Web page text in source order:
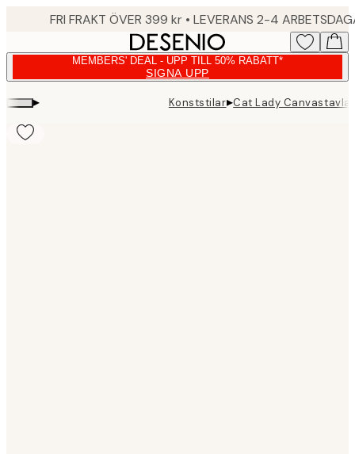
FRI FRAKT ÖVER 399 kr • LEVERANS 2-4
MEMBERS' DEAL - UPP TILL 50% RABATT*
SIGNA UPP
▸ Konststilar▸Cat Lady Canvastavla